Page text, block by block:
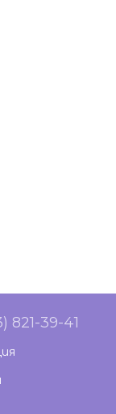
821-39-41